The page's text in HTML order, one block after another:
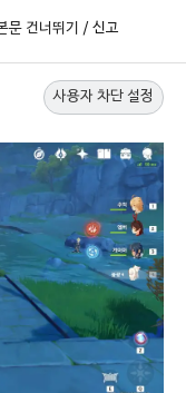
문 건너뛰기 / 신고
사용자 차단 설정